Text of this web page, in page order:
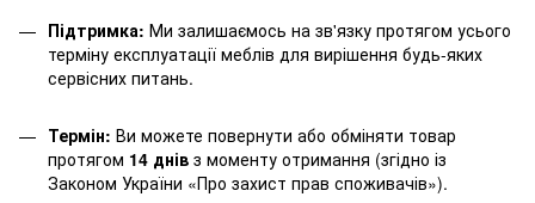
Підтримка: Ми залишаємось на зв'язку протягом усього
терміну експлуатації меблів для вирішення будь-яких
сервісних питань.
Термін: Ви можете повернути або обміняти товар
протягом 14 днів з моменту отримання (згідно із
Законом України «Про захист прав споживачів»).